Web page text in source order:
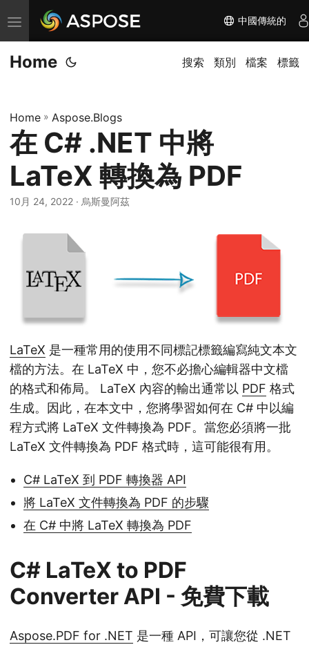
切
换
导
中國傳統的
Home 搜索 類別 檔案 標籤
Home » Aspose.Blogs
在 C# .NET 中將
LaTeX 轉換為 PDF
10月 24, 2022 · 烏斯曼阿茲
LaTeX 是一種常用的使用不同標記標籤編寫純文本文
檔的方法。在 LaTeX 中，您不必擔心編輯器中文檔
的格式和佈局。 LaTeX 內容的輸出通常以 PDF 格式
生成。因此，在本文中，您將學習如何在 C# 中以編
程方式將 LaTeX 文件轉換為 PDF。當您必須將一批
LaTeX 文件轉換為 PDF 格式時，這可能很有用。
C# LaTeX 到 PDF 轉換器 API
將 LaTeX 文件轉換為 PDF 的步驟
在 C# 中將 LaTeX 轉換為 PDF
C# LaTeX to PDF
Converter API - 免費下載
Aspose.PDF for .NET 是一種 API，可讓您從 .NET